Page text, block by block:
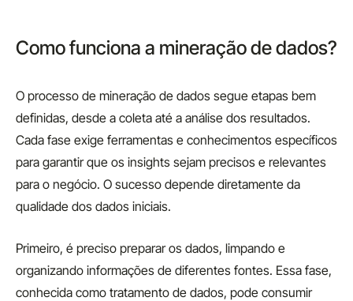
Como funciona a mineração de dados?
O processo de mineração de dados segue etapas bem
definidas, desde a coleta até a análise dos resultados.
Cada fase exige ferramentas e conhecimentos específicos
para garantir que os insights sejam precisos e relevantes
para o negócio. O sucesso depende diretamente da
qualidade dos dados iniciais.
Primeiro, é preciso preparar os dados, limpando e
organizando informações de diferentes fontes. Essa fase,
conhecida como tratamento de dados, pode consumir